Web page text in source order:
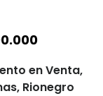
en Venta,
Rionegro